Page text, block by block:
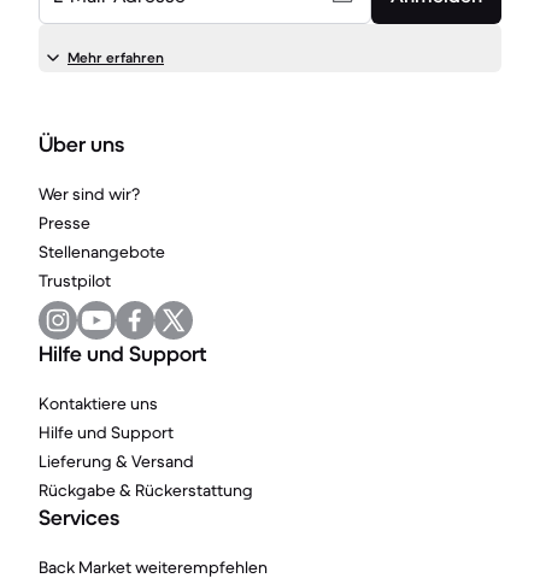
Mehr erfahren
Über uns
Wer sind wir?
Presse
Stellenangebote
Trustpilot
Hilfe und Support
Kontaktiere uns
Hilfe und Support
Lieferung & Versand
Rückgabe & Rückerstattung
Services
Back Market weiterempfehlen